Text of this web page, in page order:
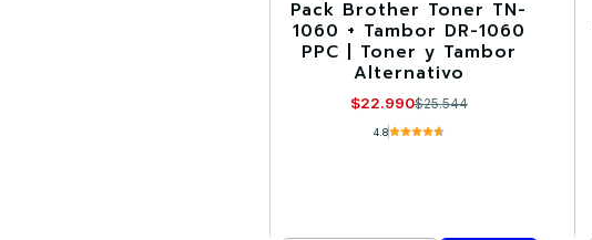
-10%
Pack Brother Toner TN-
1060 + Tambor DR-1060
PPC | Toner y Tambor
Alternativo
$22.990$25.544
4.8